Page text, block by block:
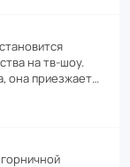
на тв-шоу.
она приезжает…